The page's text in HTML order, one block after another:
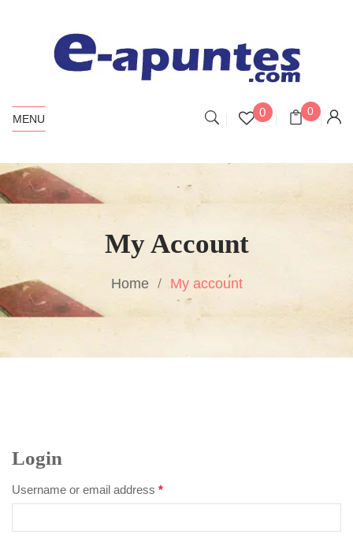
MENU 0 0
My Account
Home My account
Login
Username or email address *